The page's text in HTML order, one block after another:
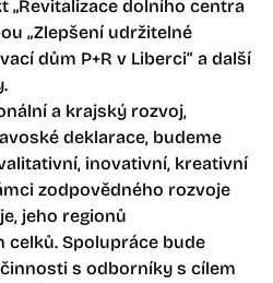
„Revitalizace dolního centra
„Zlepšení udržitelné
dům P+R v Liberci“ a další
a krajský rozvoj,
deklarace, budeme
inovativní, kreativní
zodpovědného rozvoje
jeho regionů
celků. Spolupráce bude
s odborníky s cílem